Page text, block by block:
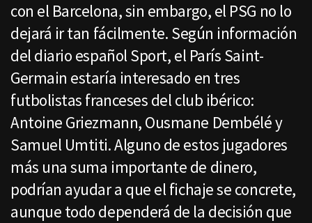
con el Barcelona, sin embargo, el PSG no lo
dejará ir tan fácilmente. Según información
del diario español Sport, el París Saint-
Germain estaría interesado en tres
futbolistas franceses del club ibérico:
Antoine Griezmann, Ousmane Dembélé y
Samuel Umtiti. Alguno de estos jugadores
más una suma importante de dinero,
podrían ayudar a que el fichaje se concrete,
aunque todo dependerá de la decisión que